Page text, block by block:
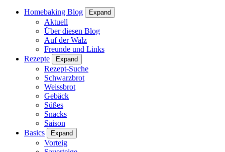
Homebaking Blog Expand
Aktuell
Über diesen Blog
Auf der Walz
Freunde und Links
Rezepte
Expand
Rezept-Suche
Schwarzbrot
Weissbrot
Gebäck
Süßes
Snacks
Saison
Basics
Expand
Vorteig